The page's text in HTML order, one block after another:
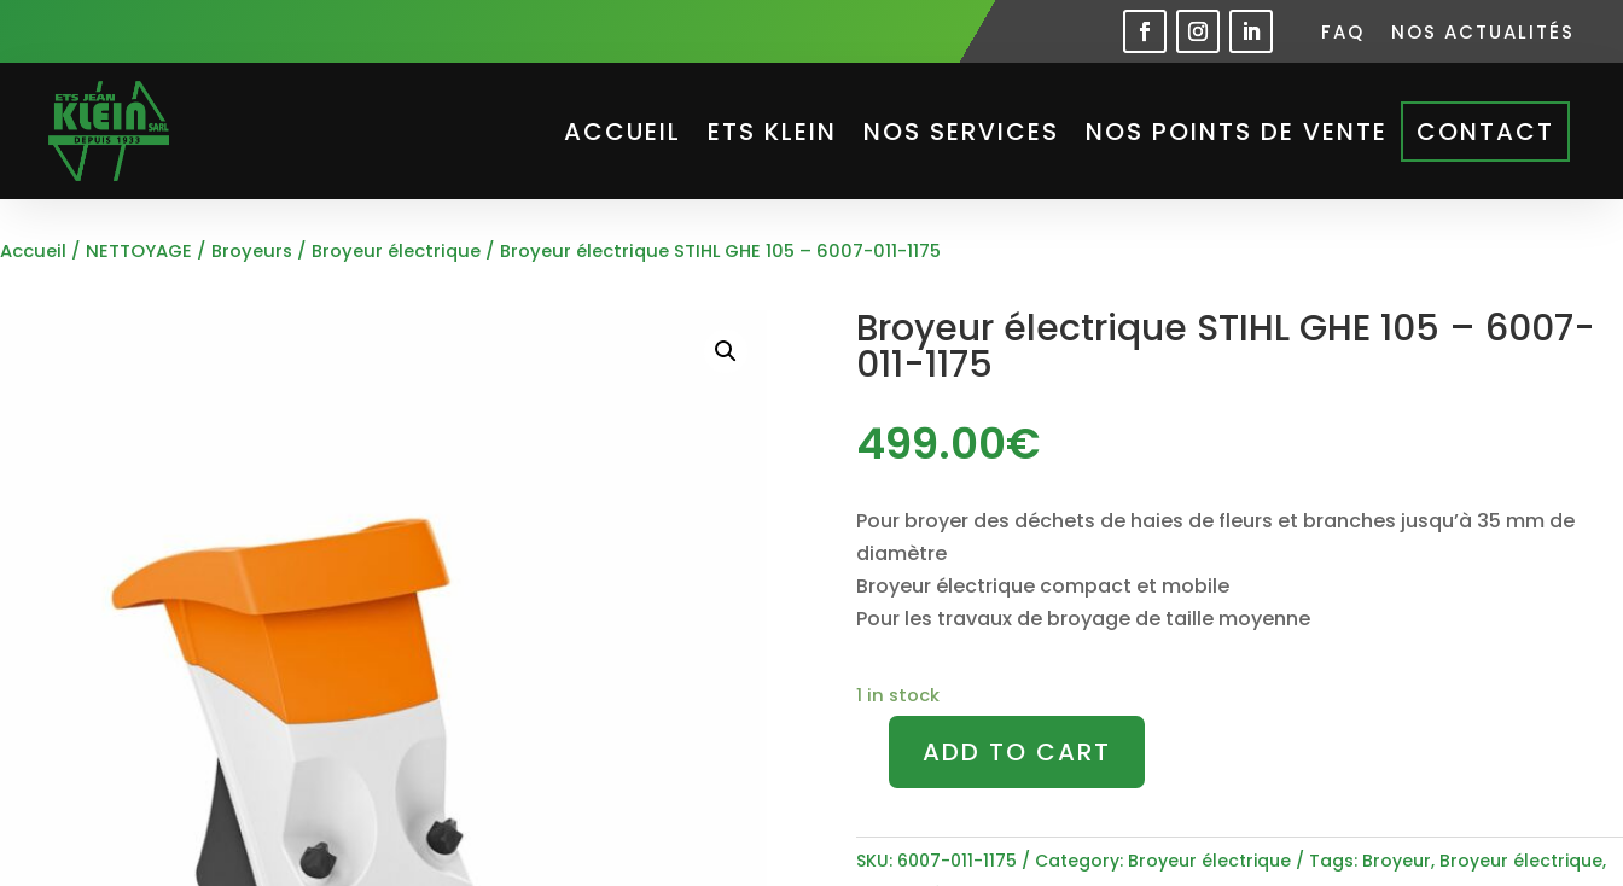
FAQ NOS ACTUALITÉS
ACCUEIL ETS KLEIN NOS SERVICES NOS POINTS DE VENTE CONTACT
Accueil / NETTOYAGE / Broyeurs / Broyeur électrique / Broyeur électrique STIHL GHE 105 – 6007-011-1175
Broyeur électrique STIHL GHE 105 – 6007-
011-1175
499.00€
Pour broyer des déchets de haies de fleurs et branches jusqu’à 35 mm de
diamètre
Broyeur électrique compact et mobile
Pour les travaux de broyage de taille moyenne
1 in stock
Broyeur
STIHL
GHE
ADD TO CART
SKU: 6007-011-1175 Category: Broyeur électrique Tags: Broyeur, Broyeur électrique,